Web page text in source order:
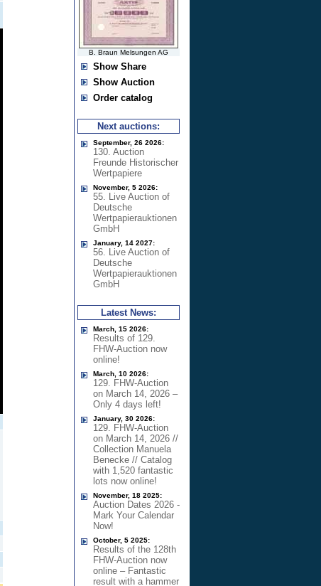
B. Braun Melsungen AG
Show Share
Show Auction
Order catalog
Next auctions:
September, 26 2026:
130. Auction
Freunde Historischer
Wertpapiere
November, 5 2026:
55. Live Auction of
Deutsche
Wertpapierauktionen
GmbH
January, 14 2027:
56. Live Auction of
Deutsche
Wertpapierauktionen
GmbH
Latest News:
March, 15 2026:
Results of 129.
FHW-Auction now
online!
March, 10 2026:
129. FHW-Auction
on March 14, 2026 –
Only 4 days left!
January, 30 2026:
129. FHW-Auction
on March 14, 2026 //
Collection Manuela
Benecke // Catalog
with 1,520 fantastic
lots now online!
November, 18 2025:
Auction Dates 2026 -
Mark Your Calendar
Now!
October, 5 2025:
Results of the 128th
FHW-Auction now
online – Fantastic
result with a hammer